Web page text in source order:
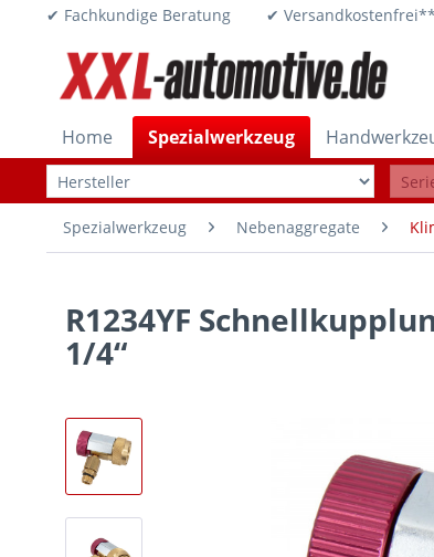
✔ Fachkundige Beratung ✔
Home Spezialwerkzeug
Spezialwerkzeug Nebenaggregate
R1234YF
1/4“